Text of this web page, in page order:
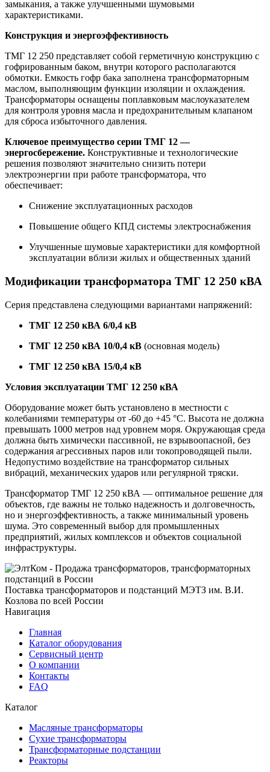
замыкания, а также улучшенными шумовыми
характеристиками.
Конструкция и энергоэффективность
ТМГ 12 250 представляет собой герметичную конструкцию с
гофрированным баком, внутри которого располагаются
обмотки. Емкость гофр бака заполнена трансформаторным
маслом, выполняющим функции изоляции и охлаждения.
Трансформаторы оснащены поплавковым маслоуказателем
для контроля уровня масла и предохранительным клапаном
для сброса избыточного давления.
Ключевое преимущество серии ТМГ 12 —
энергосбережение. Конструктивные и технологические
решения позволяют значительно снизить потери
электроэнергии при работе трансформатора, что
обеспечивает:
Снижение эксплуатационных расходов
Повышение общего КПД системы электроснабжения
Улучшенные шумовые характеристики для комфортной
эксплуатации вблизи жилых и общественных зданий
Модификации трансформатора ТМГ 12 250 кВА
Серия представлена следующими вариантами напряжений:
ТМГ 12 250 кВА 6/0,4 кВ
ТМГ 12 250 кВА 10/0,4 кВ (основная модель)
ТМГ 12 250 кВА 15/0,4 кВ
Условия эксплуатации ТМГ 12 250 кВА
Оборудование может быть установлено в местности с
колебаниями температуры от -60 до +45 °С. Высота не должна
превышать 1000 метров над уровнем моря. Окружающая среда
должна быть химически пассивной, не взрывоопасной, без
содержания агрессивных паров или токопроводящей пыли.
Недопустимо воздействие на трансформатор сильных
вибраций, механических ударов или регулярной тряски.
Трансформатор ТМГ 12 250 кВА — оптимальное решение для
объектов, где важны не только надежность и долговечность,
но и энергоэффективность, а также минимальный уровень
шума. Это современный выбор для промышленных
предприятий, жилых комплексов и объектов социальной
инфраструктуры.
Поставка трансформаторов и подстанций МЭТЗ им. В.И.
Козлова по всей России
Навигация
Главная
Каталог оборудования
Сервисный центр
О компании
Контакты
FAQ
Каталог
Масляные трансформаторы
Сухие трансформаторы
Трансформаторные подстанции
Реакторы